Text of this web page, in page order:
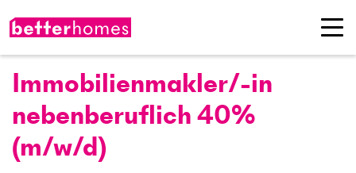
Immobilienmakler/-in
nebenberuflich 40%
(m/w/d)